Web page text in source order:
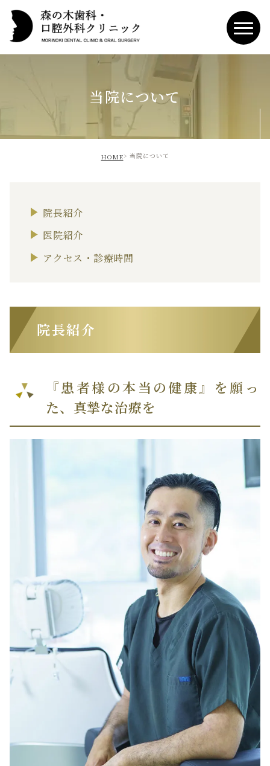
当院について
HOME 当院について
院長紹介
医院紹介
アクセス・診療時間
院長紹介
『患者様の本当の健康』を願っ
た、真摯な治療を